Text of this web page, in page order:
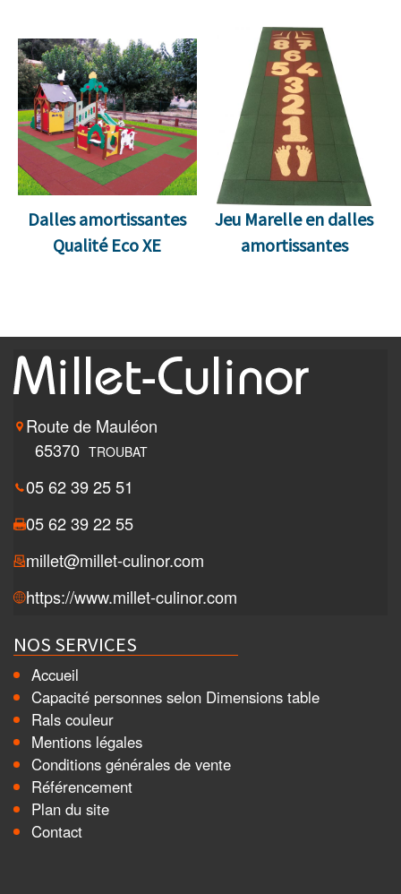
Dalles amortissantes
Qualité Eco XE
Jeu Marelle en dalles
amortissantes
Route de Mauléon
65370 TROUBAT
05 62 39 25 51
05 62 39 22 55
millet@millet-culinor.com
https://www.millet-culinor.com
NOS SERVICES
Accueil
Capacité personnes selon Dimensions table
Rals couleur
Mentions légales
Conditions générales de vente
Référencement
Plan du site
Contact